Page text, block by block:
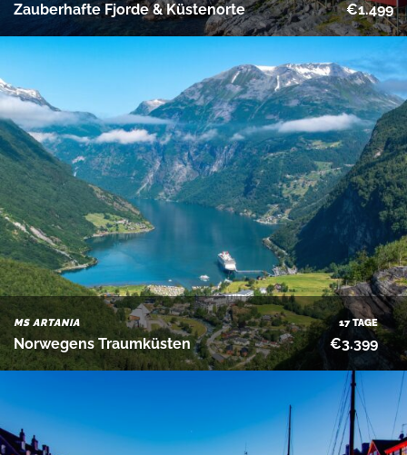
Zauberhafte Fjorde & Küstenorte €1.499
MS ARTANIA
Norwegens Traumküsten
17 TAGE
€3.399